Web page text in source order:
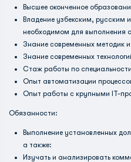
Высшее оконченное
Владение узбекским, русским
необходимом для выполнения
Знание современных методик
Знание современных
Стаж работы по
Опыт автоматизации
Опыт работы с крупными IT-
Обязанности:
Выполнение установленных
а также:
Изучать и анализировать